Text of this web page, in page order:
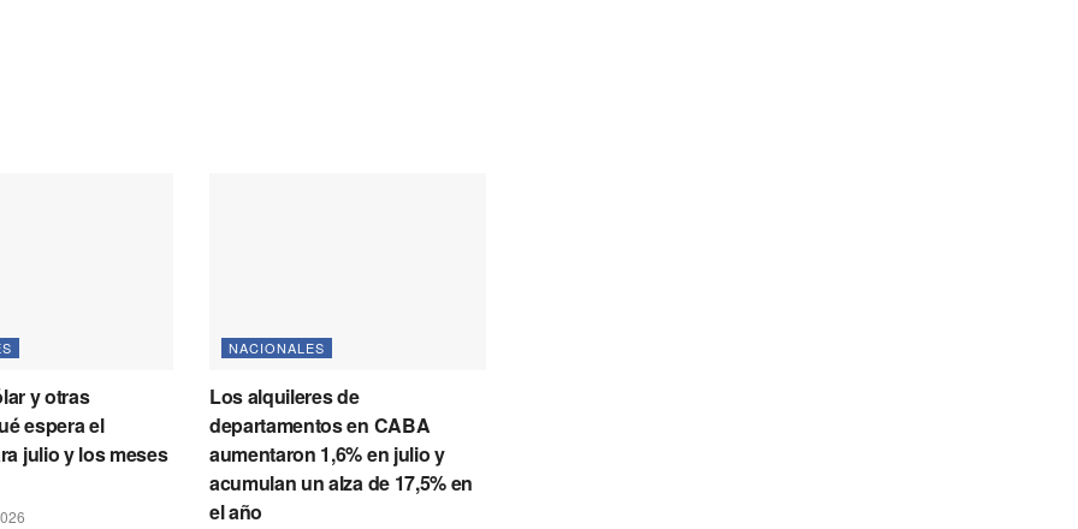
y otras
espera el
julio y los meses
NACIONALES
Los alquileres de
departamentos en CABA
aumentaron 1,6% en julio y
acumulan un alza de 17,5% en
el año